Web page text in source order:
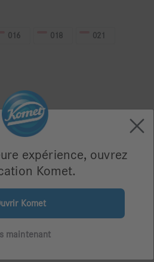
016 018 021
expérience, ouvrez
Komet.
Komet
maintenant